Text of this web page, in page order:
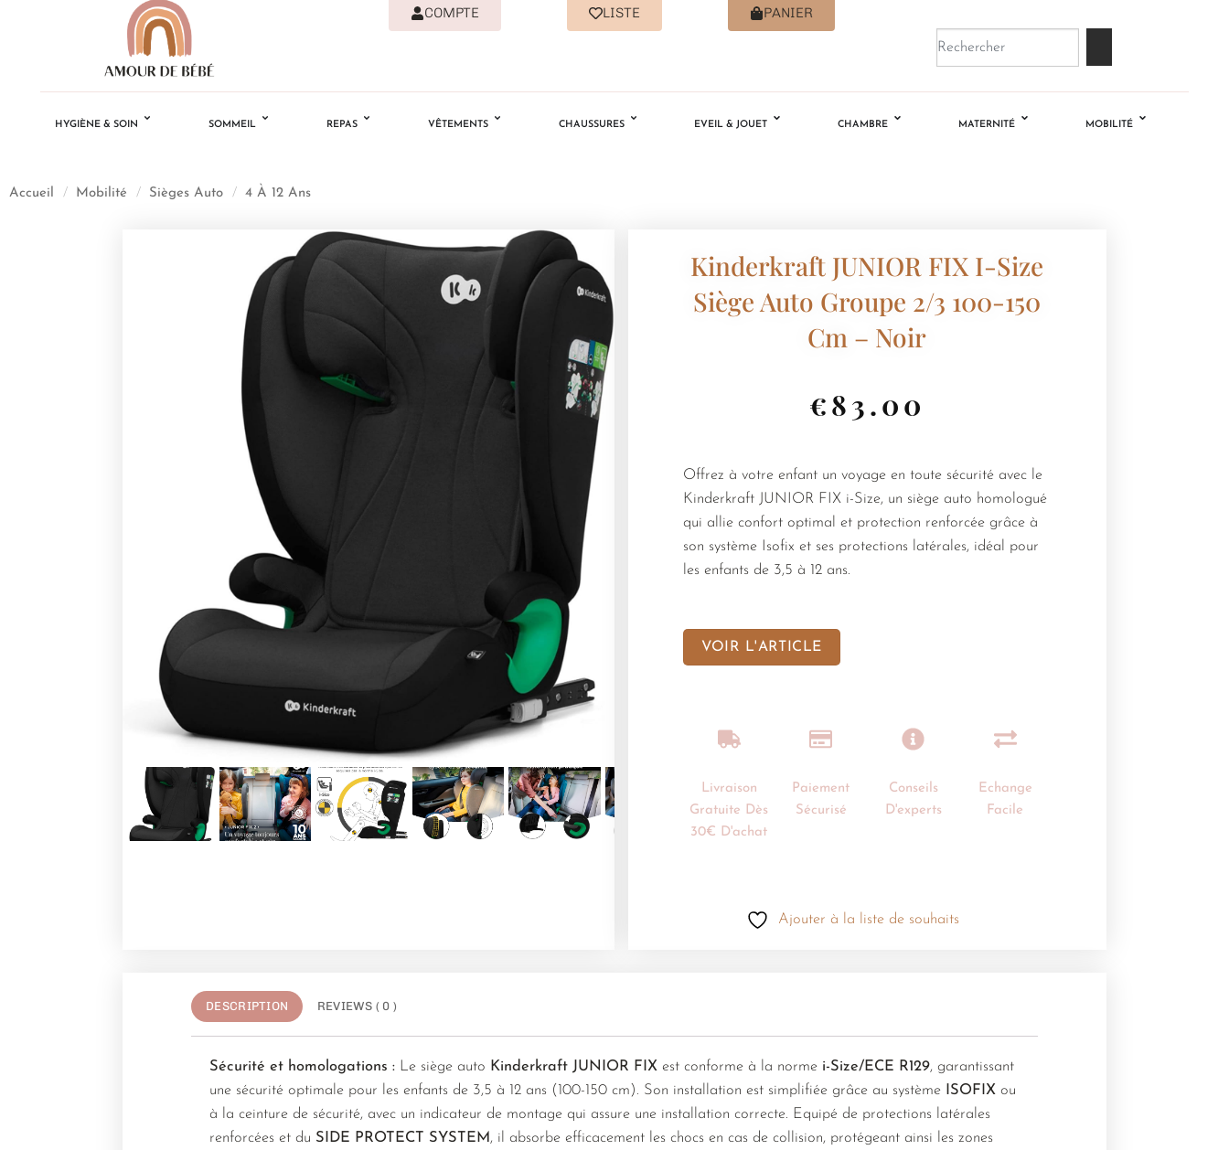
COMPTE LISTE PANIER
HYGIÈNE & SOIN SOMMEIL REPAS VÊTEMENTS CHAUSSURES EVEIL & JOUET CHAMBRE MATERNITÉ MOBILITÉ
Accueil / Mobilité / Sièges Auto / 4 À 12 Ans
Kinderkraft JUNIOR FIX I-Size
Siège Auto Groupe 2/3 100-150
Cm – Noir
€83.00
Offrez à votre enfant un voyage en toute sécurité avec le
Kinderkraft JUNIOR FIX i-Size, un siège auto homologué
qui allie confort optimal et protection renforcée grâce à
son système Isofix et ses protections latérales, idéal pour
les enfants de 3,5 à 12 ans.
VOIR L'ARTICLE
Livraison
Gratuite Dès
30€ D'achat
Paiement
Sécurisé
Conseils
D'experts
Echange
Facile
Ajouter à la liste de souhaits
DESCRIPTION REVIEWS ( 0 )
Sécurité et homologations : Le siège auto Kinderkraft JUNIOR FIX est conforme à la norme i-Size/ECE R129, garantissant
une sécurité optimale pour les enfants de 3,5 à 12 ans (100-150 cm). Son installation est simplifiée grâce au système ISOFIX ou
à la ceinture de sécurité, avec un indicateur de montage qui assure une installation correcte. Equipé de protections latérales
renforcées et du SIDE PROTECT SYSTEM, il absorbe efficacement les chocs en cas de collision, protégeant ainsi les zones